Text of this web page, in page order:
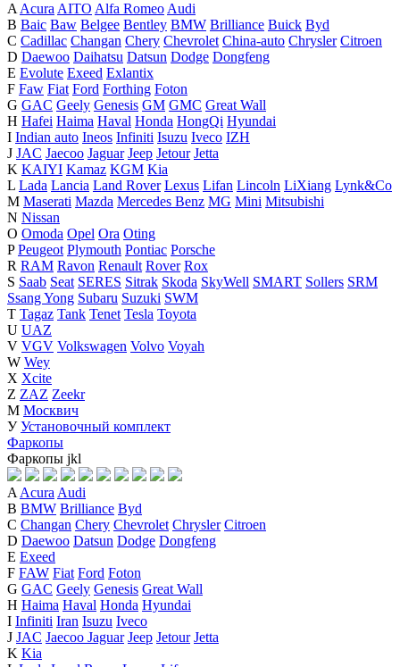
A Acura AITO Alfa Romeo Audi
B Baic Baw Belgee Bentley BMW Brilliance Buick Byd
C Cadillac Changan Chery Chevrolet China-auto Chrysler Citroen
D Daewoo Daihatsu Datsun Dodge Dongfeng
E Evolute Exeed Exlantix
F Faw Fiat Ford Forthing Foton
G GAC Geely Genesis GM GMC Great Wall
H Hafei Haima Haval Honda HongQi Hyundai
I Indian auto Ineos Infiniti Isuzu Iveco IZH
J JAC Jaecoo Jaguar Jeep Jetour Jetta
K KAIYI Kamaz KGM Kia
L Lada Lancia Land Rover Lexus Lifan Lincoln LiXiang Lynk&Co
M Maserati Mazda Mercedes Benz MG Mini Mitsubishi
N Nissan
O Omoda Opel Ora Oting
P Peugeot Plymouth Pontiac Porsche
R RAM Ravon Renault Rover Rox
S Saab Seat SERES Sitrak Skoda SkyWell SMART Sollers SRM
Ssang Yong Subaru Suzuki SWM
T Tagaz Tank Tenet Tesla Toyota
U UAZ
V VGV Volkswagen Volvo Voyah
W Wey
X Xcite
Z ZAZ Zeekr
М Москвич
У Установочный комплект
Фаркопы
Фаркопы jkl
A Acura Audi
B BMW Brilliance Byd
C Changan Chery Chevrolet Chrysler Citroen
D Daewoo Datsun Dodge Dongfeng
E Exeed
F FAW Fiat Ford Foton
G GAC Geely Genesis Great Wall
H Haima Haval Honda Hyundai
I Infiniti Iran Isuzu Iveco
J JAC Jaecoo Jaguar Jeep Jetour Jetta
K Kia